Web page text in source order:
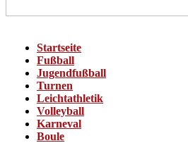
Startseite
Fußball
Jugendfußball
Turnen
Leichtathletik
Volleyball
Karneval
Boule